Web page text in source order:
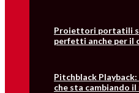
Proiettori portatili
perfetti anche per il
Pitchblack
che sta cambiando